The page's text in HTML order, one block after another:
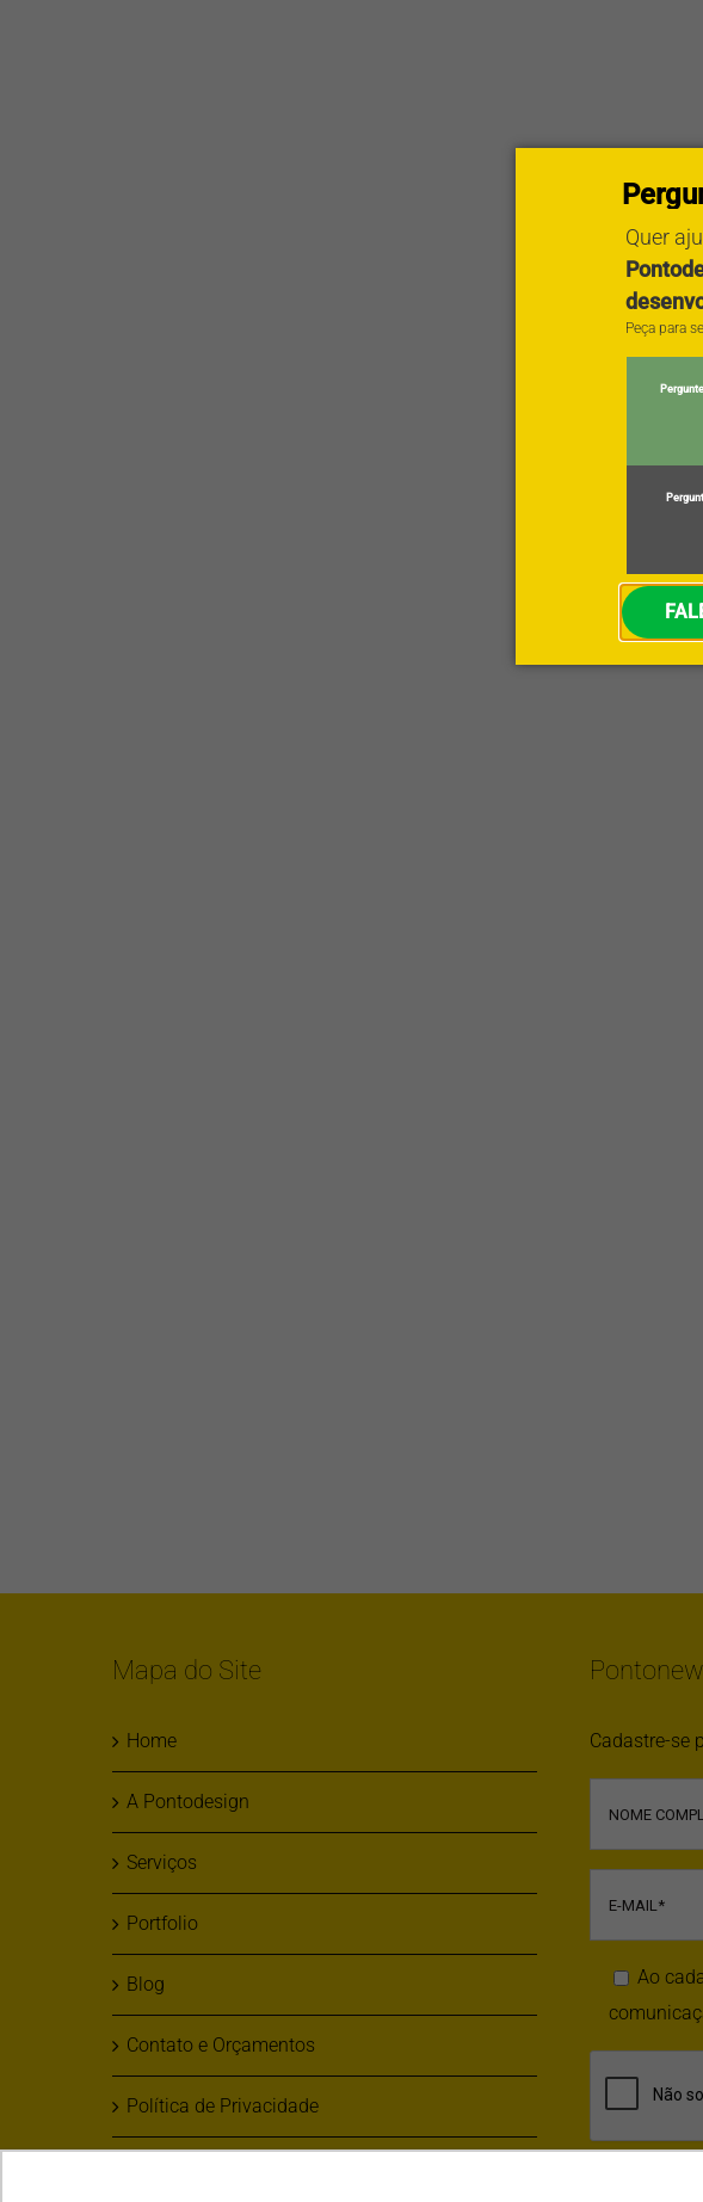
Quer
Peça para
Mapa do Site
Home
A Pontodesign
Serviços
Portfolio
Blog
Contato e Orçamentos
Política de Privacidade
Cadastre-se
Ao